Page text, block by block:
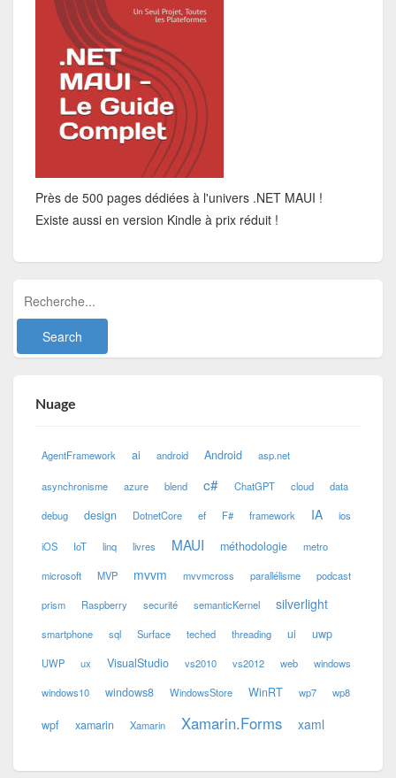
Près de 500 pages dédiées à l'univers .NET MAUI !
Existe aussi en version Kindle à prix réduit !
Nuage
AgentFramework ai android Android asp.net
asynchronisme azure blend c# ChatGPT cloud data
debug design DotnetCore ef F# framework IA ios
iOS IoT linq livres MAUI méthodologie metro
microsoft MVP mvvm mvvmcross parallélisme podcast
prism Raspberry securité semanticKernel silverlight
smartphone sql Surface teched threading ui uwp
UWP ux VisualStudio vs2010 vs2012 web windows
windows10 windows8 WindowsStore WinRT wp7 wp8
wpf xamarin Xamarin Xamarin.Forms xaml